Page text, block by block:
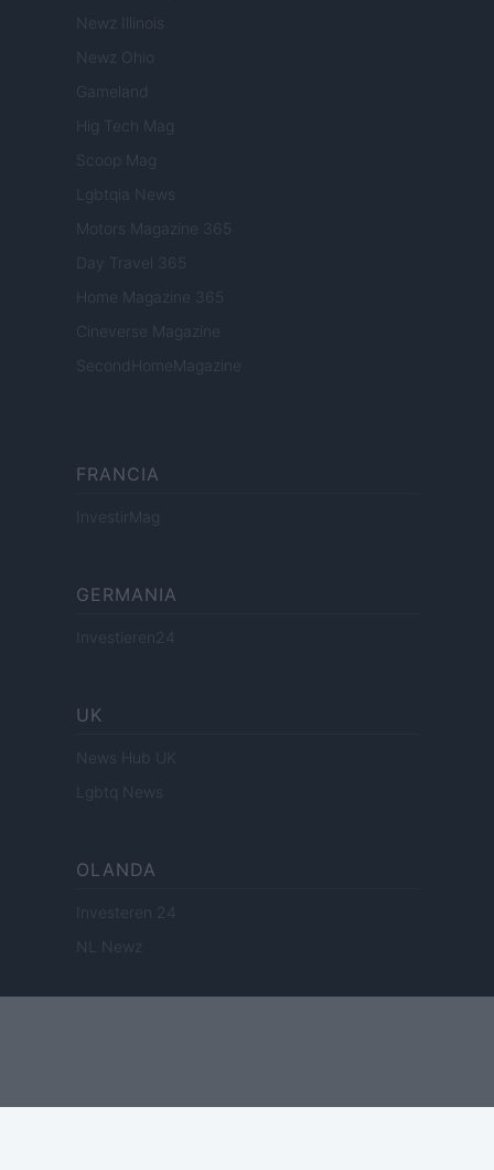
Newz Illinois
Newz Ohio
Gameland
Hig Tech Mag
Scoop Mag
Lgbtqia News
Motors Magazine 365
Day Travel 365
Home Magazine 365
Cineverse Magazine
SecondHomeMagazine
FRANCIA
InvestirMag
GERMANIA
Investieren24
UK
News Hub UK
Lgbtq News
OLANDA
Investeren 24
NL Newz